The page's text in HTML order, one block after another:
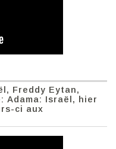
Freddy Eytan,
Adama: Israël, hier
ci aux